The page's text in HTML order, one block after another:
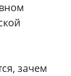
зачем